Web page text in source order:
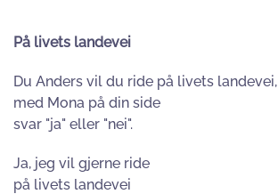
På livets landevei
Du Anders vil du ride på livets landevei,
med Mona på din side
svar "ja" eller "nei".
Ja, jeg vil gjerne ride
på livets landevei